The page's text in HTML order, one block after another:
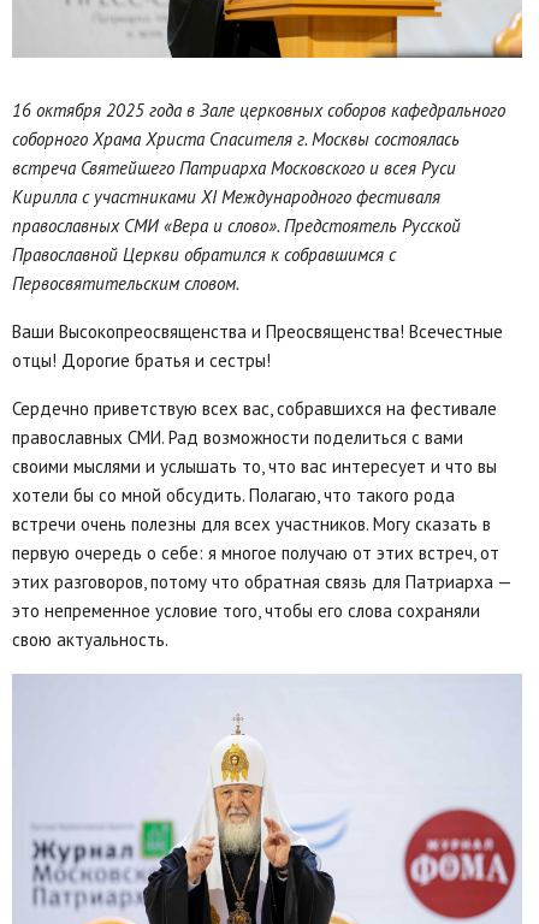
16 октября 2025 года в Зале церковных соборов кафедрального
соборного Храма Христа Спасителя г. Москвы состоялась
встреча Святейшего Патриарха Московского и всея Руси
Кирилла с участниками XI Международного фестиваля
православных СМИ «Вера и слово». Предстоятель Русской
Православной Церкви обратился к собравшимся с
Первосвятительским словом.
Ваши Высокопреосвященства и Преосвященства! Всечестные
отцы! Дорогие братья и сестры!
Сердечно приветствую всех вас, собравшихся на фестивале
православных СМИ. Рад возможности поделиться с вами
своими мыслями и услышать то, что вас интересует и что вы
хотели бы со мной обсудить. Полагаю, что такого рода
встречи очень полезны для всех участников. Могу сказать в
первую очередь о себе: я многое получаю от этих встреч, от
этих разговоров, потому что обратная связь для Патриарха —
это непременное условие того, чтобы его слова сохраняли
свою актуальность.